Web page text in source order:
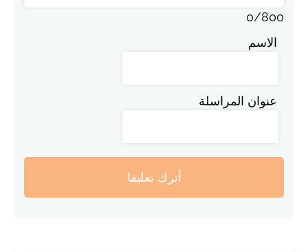
0/800
الاسم
عنوان المراسلة
أترك تعليقا